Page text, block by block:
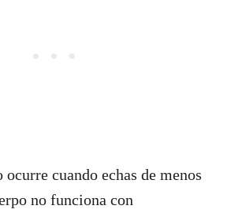
cuando echas de menos
no funciona con